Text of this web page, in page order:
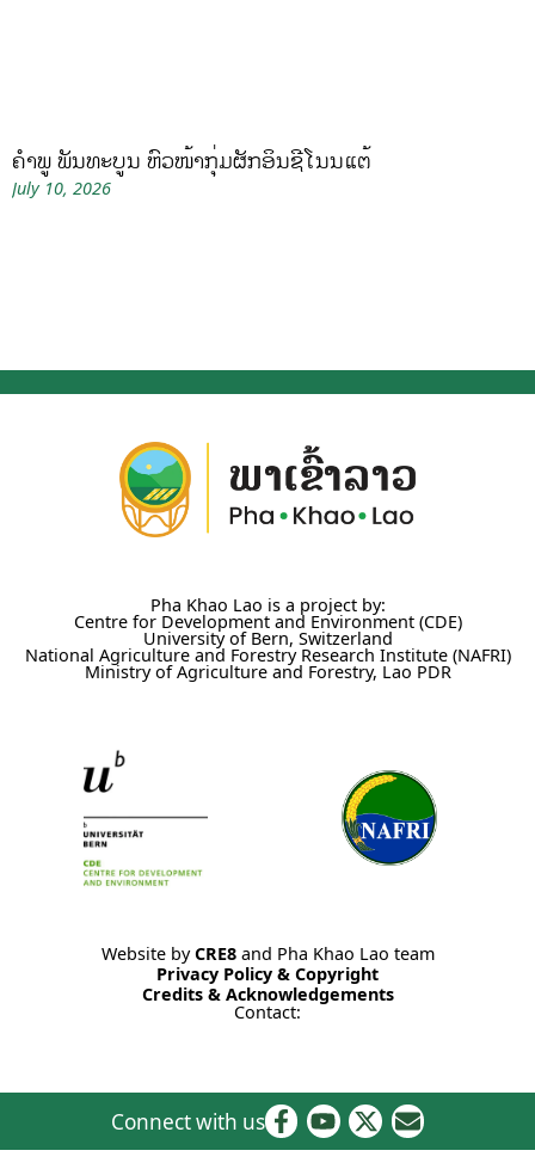
ຄໍາພູ ພັນທະບູນ ຫົວໜ້າກຸ່ມຜັກອິນຊີໂນນແຕ້
July 10, 2026
Pha Khao Lao is a project by:
Centre for Development and Environment (CDE)
University of Bern, Switzerland
National Agriculture and Forestry Research Institute (NAFRI)
Ministry of Agriculture and Forestry, Lao PDR
Website byCRE8and Pha Khao Lao team
Privacy Policy & Copyright
Credits & Acknowledgements
Contact:
Connect with us